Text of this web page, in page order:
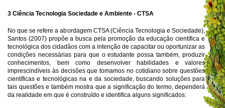
3 Ciência Tecnologia Sociedade e Ambiente - CTSA
No que se refere a abordagem CTSA (Ciência Tecnologia e Sociedade),
Santos (2007) propõe a busca pela promoção da educação científica e
tecnológica dos cidadãos com a intenção de capacitar ou oportunizar as
condições necessárias para que o estudante possa também, produzir
conhecimentos, bem como desenvolver habilidades e valores
imprescindíveis às decisões que tomamos no cotidiano sobre questões
científicas e tecnológicas na e da sociedade, buscando soluções para
tais questões e também mostra que a significação do termo, dependerá
da realidade em que é construído e identifica alguns significados: